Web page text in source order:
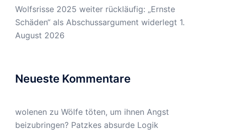
Wolfsrisse 2025 weiter rückläufig: „Ernste
Schäden“ als Abschussargument widerlegt 1.
August 2026
Neueste Kommentare
wolenen zu Wölfe töten, um ihnen Angst
beizubringen? Patzkes absurde Logik